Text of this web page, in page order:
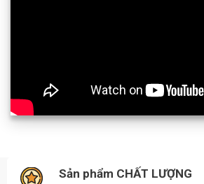
Sản phẩm CHẤT LƯỢNG